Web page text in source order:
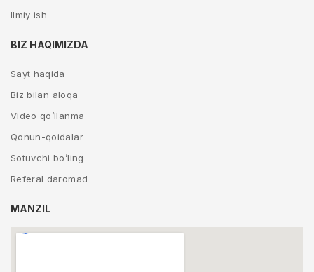
Ilmiy ish
BIZ HAQIMIZDA
Sayt haqida
Biz bilan aloqa
Video qo’llanma
Qonun-qoidalar
Sotuvchi bo’ling
Referal daromad
MANZIL